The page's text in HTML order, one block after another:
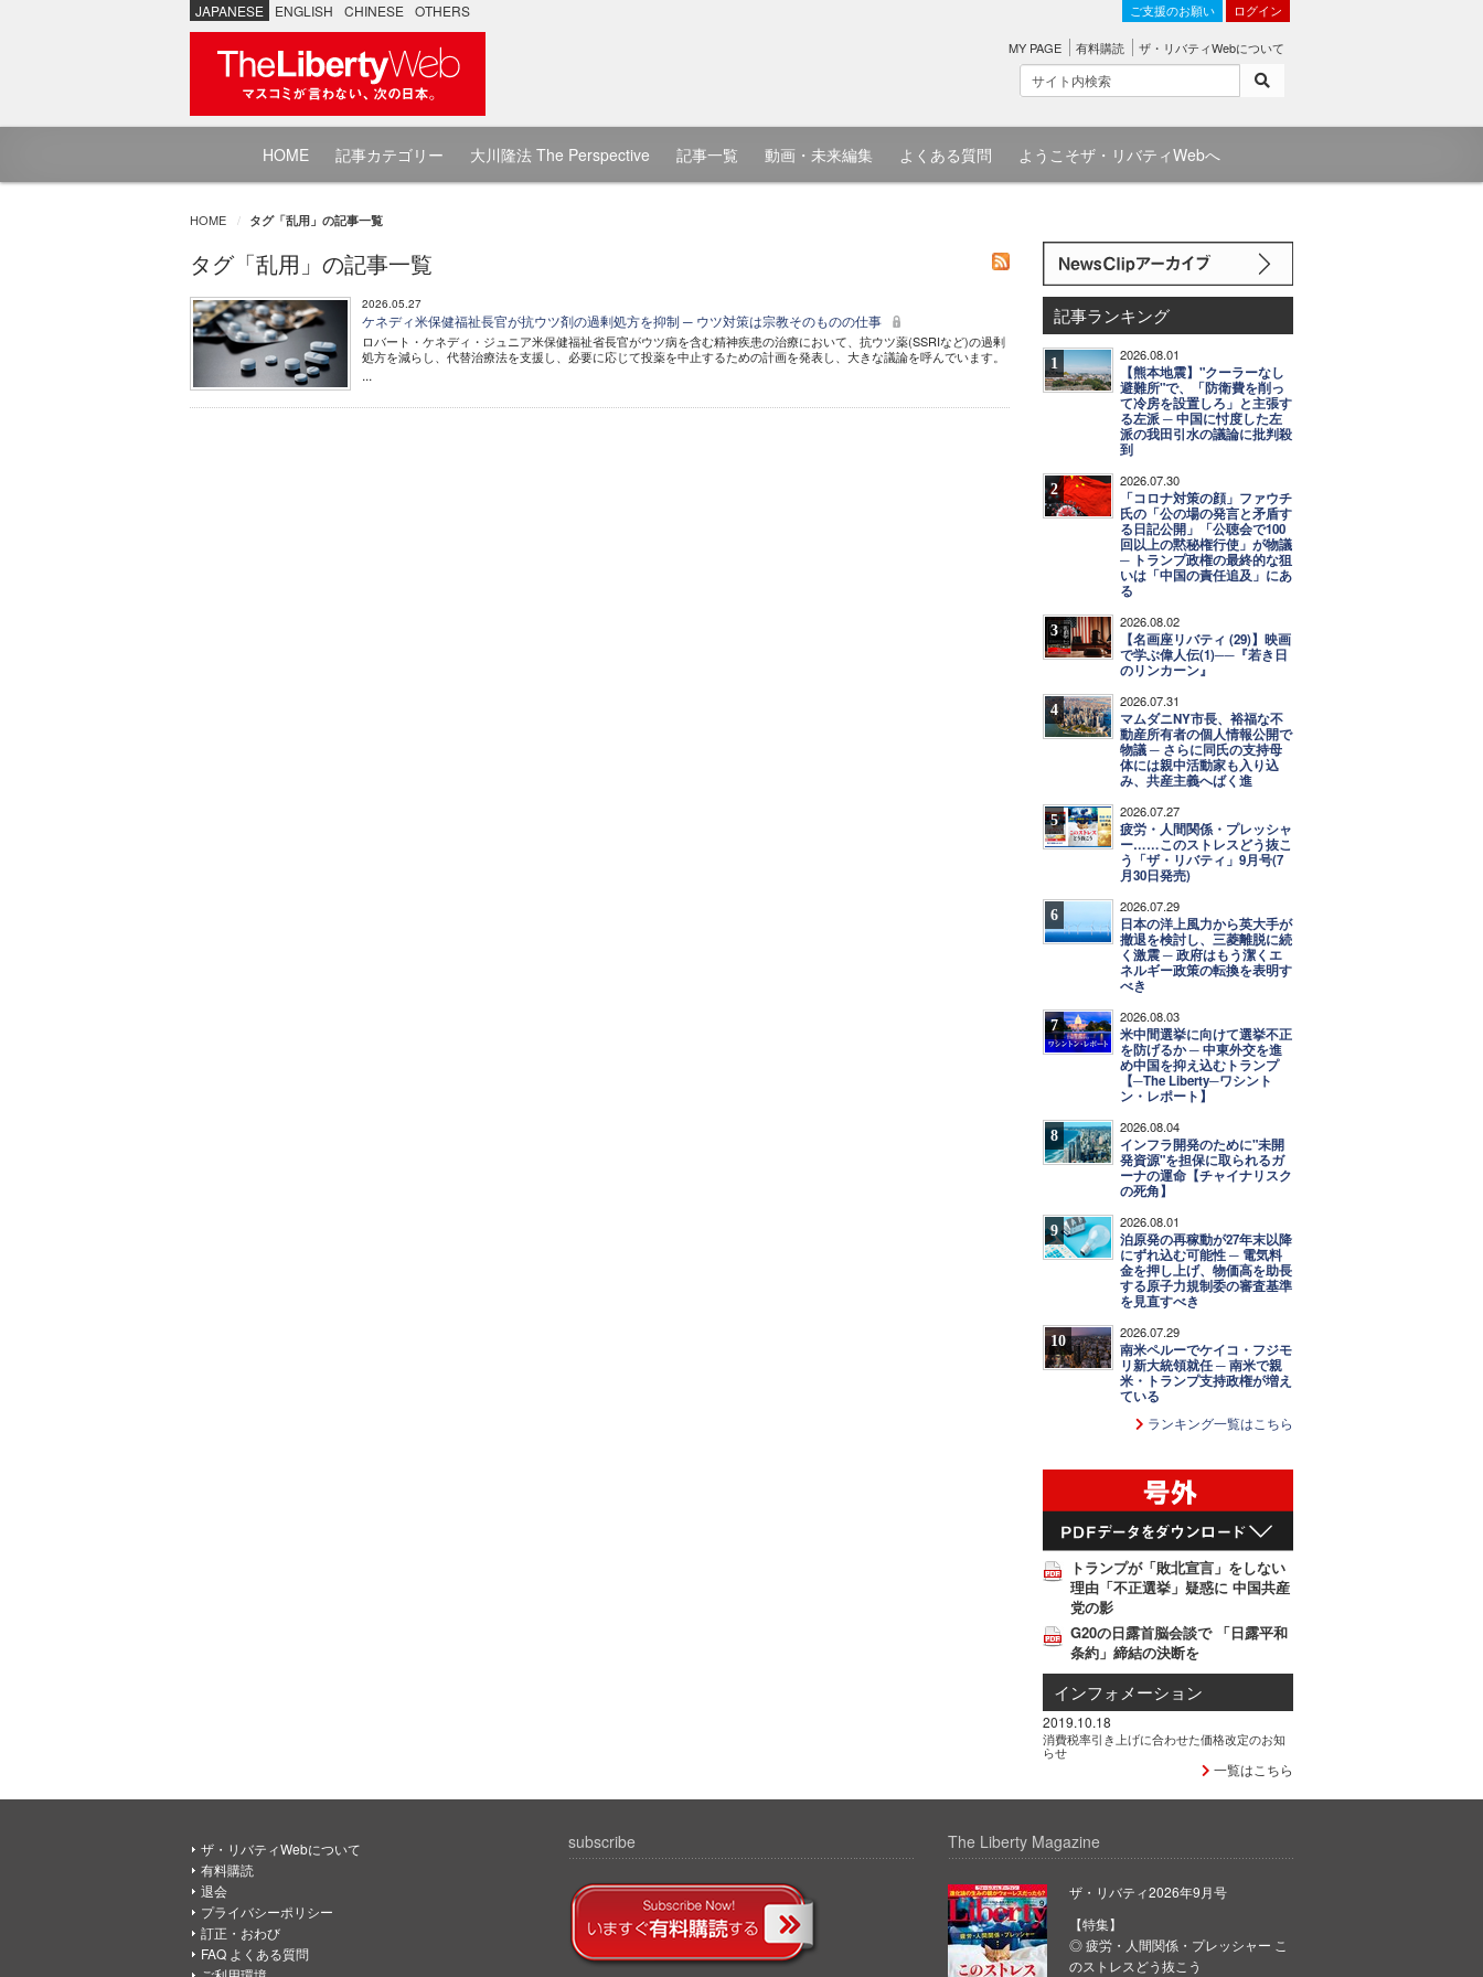
JAPANESE ENGLISH CHINESE OTHERS ご支援のお願い ログイン
MY PAGE 有料購読 ザ・リバティWebについて
HOME 記事カテゴリー 大川隆法 The Perspective 記事一覧 動画・未来編集 よくある質問 ようこそザ・リバティWebへ
HOME タグ「乱用」の記事一覧
タグ「乱用」の記事一覧
2026.05.27
ケネディ米保健福祉長官が抗ウツ剤の過剰処方を抑制 ─ ウツ対策は宗教そのものの仕事
ロバート・ケネディ・ジュニア米保健福祉省長官がウツ病を含む精神疾患の治療において、抗ウツ薬(SSRIなど)の過剰
処方を減らし、代替治療法を支援し、必要に応じて投薬を中止するための計画を発表し、大きな議論を呼んでいます。
...
記事ランキング
1 2026.08.01
【熊本地震】"クーラーなし
避難所"で、「防衛費を削っ
て冷房を設置しろ」と主張す
る左派 ─ 中国に忖度した左
派の我田引水の議論に批判殺
到
2 2026.07.30
「コロナ対策の顔」ファウチ
氏の「公の場の発言と矛盾す
る日記公開」「公聴会で100
回以上の黙秘権行使」が物議
─ トランプ政権の最終的な狙
いは「中国の責任追及」にあ
る
3 2026.08.02
【名画座リバティ (29)】映画
で学ぶ偉人伝(1)──『若き日
のリンカーン』
4 2026.07.31
マムダニNY市長、裕福な不
動産所有者の個人情報公開で
物議 ─ さらに同氏の支持母
体には親中活動家も入り込
み、共産主義へばく進
5 2026.07.27
疲労・人間関係・プレッシャ
ー……このストレスどう抜こ
う「ザ・リバティ」9月号(7
月30日発売)
6 2026.07.29
日本の洋上風力から英大手が
撤退を検討し、三菱離脱に続
く激震 ─ 政府はもう潔くエ
ネルギー政策の転換を表明す
べき
7 2026.08.03
米中間選挙に向けて選挙不正
を防げるか ─ 中東外交を進
め中国を抑え込むトランプ
【─The Liberty─ワシント
ン・レポート】
8 2026.08.04
インフラ開発のために"未開
発資源"を担保に取られるガ
ーナの運命【チャイナリスク
の死角】
9 2026.08.01
泊原発の再稼動が27年末以降
にずれ込む可能性 ─ 電気料
金を押し上げ、物価高を助長
する原子力規制委の審査基準
を見直すべき
10 2026.07.29
南米ペルーでケイコ・フジモ
リ新大統領就任 ─ 南米で親
米・トランプ支持政権が増え
ている
ランキング一覧はこちら
トランプが「敗北宣言」をしない
理由「不正選挙」疑惑に 中国共産
党の影
G20の日露首脳会談で 「日露平和
条約」締結の決断を
インフォメーション
2019.10.18
消費税率引き上げに合わせた価格改定のお知
らせ
一覧はこちら
ザ・リバティWebについて
有料購読
退会
プライバシーポリシー
訂正・おわび
FAQ よくある質問
subscribe The Liberty Magazine
ザ・リバティ2026年9月号
【特集】
◎ 疲労・人間関係・プレッシャー こ
のストレスどう抜こう